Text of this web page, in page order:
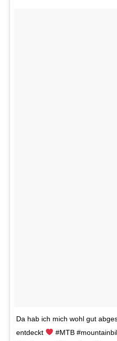
Da hab ich mich wohl gut
entdeckt
#MTB